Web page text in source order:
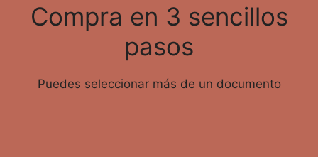
Compra en 3 sencillos
pasos
Puedes seleccionar más de un documento